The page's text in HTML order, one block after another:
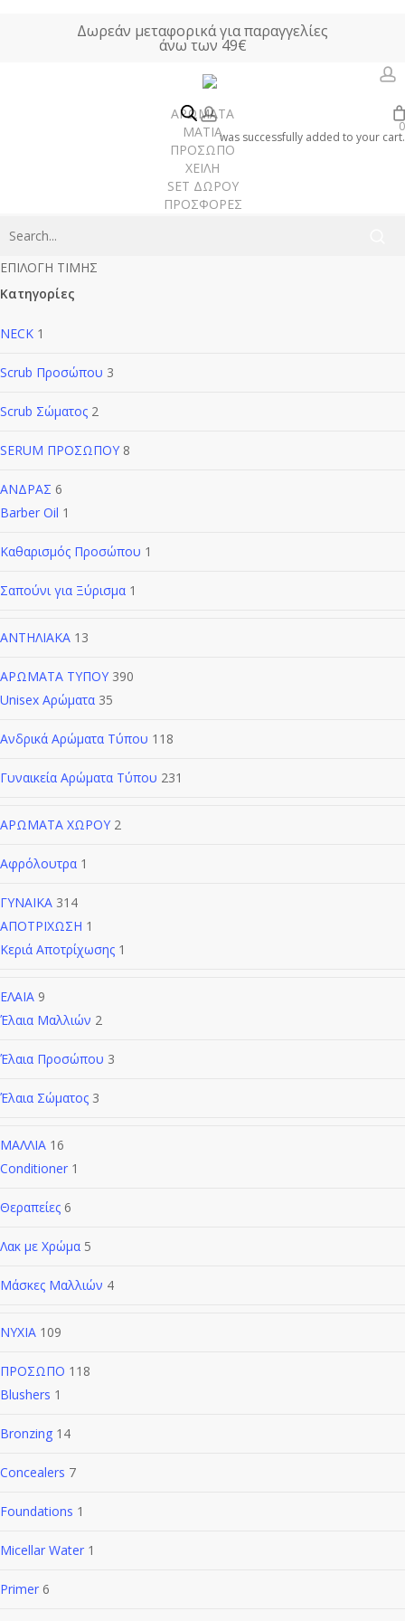
Δωρεάν μεταφορικά για παραγγελίες
άνω των 49€
ΑΡΩΜΑΤΑ
Γυναίκα
Άνδρας
Unisex
ΜΑΤΙΑ
ΠΡΟΣΩΠΟ
ΧΕΙΛΗ
SET ΔΩΡΟΥ
ΠΡΟΣΦΟΡΕΣ
account
0
was successfully added to your cart.
Frida Kahlo
ΕΠΙΛΟΓΗ ΤΙΜΗΣ
Κατηγορίες
NECK 1
Scrub Προσώπου 3
Scrub Σώματος 2
SERUM ΠΡΟΣΩΠΟΥ 8
ΑΝΔΡΑΣ 6
Barber Oil 1
Καθαρισμός Προσώπου 1
Σαπούνι για Ξύρισμα 1
ΑΝΤΗΛΙΑΚΑ 13
ΑΡΩΜΑΤΑ ΤΥΠΟΥ 390
Unisex Αρώματα 35
Ανδρικά Αρώματα Τύπου 118
Γυναικεία Αρώματα Τύπου 231
ΑΡΩΜΑΤΑ ΧΩΡΟΥ 2
Αφρόλουτρα 1
ΓΥΝΑΙΚΑ 314
ΑΠΟΤΡΙΧΩΣΗ 1
Κεριά Αποτρίχωσης 1
ΕΛΑΙΑ 9
Έλαια Μαλλιών 2
Έλαια Προσώπου 3
Έλαια Σώματος 3
ΜΑΛΛΙΑ 16
Conditioner 1
Θεραπείες 6
Λακ με Χρώμα 5
Μάσκες Μαλλιών 4
ΝΥΧΙΑ 109
ΠΡΟΣΩΠΟ 118
Blushers 1
Bronzing 14
Concealers 7
Foundations 1
Micellar Water 1
Primer 6